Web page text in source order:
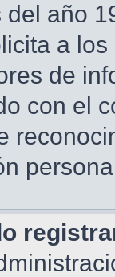
año
a
de
con el